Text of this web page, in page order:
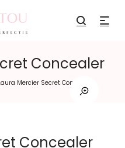
Concealer
Mercier Secret Concealer
Concealer